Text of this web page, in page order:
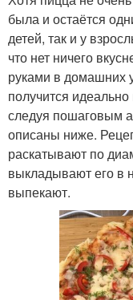
Пицца с
Пицца с
огурцом
была и остаётся
детей, так и у
что нет ничего
руками в домашних
получится
следуя пошаговым
описаны ниже.
раскатывают по
выкладывают его в
выпекают.